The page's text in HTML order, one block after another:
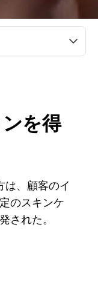
を得
は、顧客のイ
のスキンケ
された。